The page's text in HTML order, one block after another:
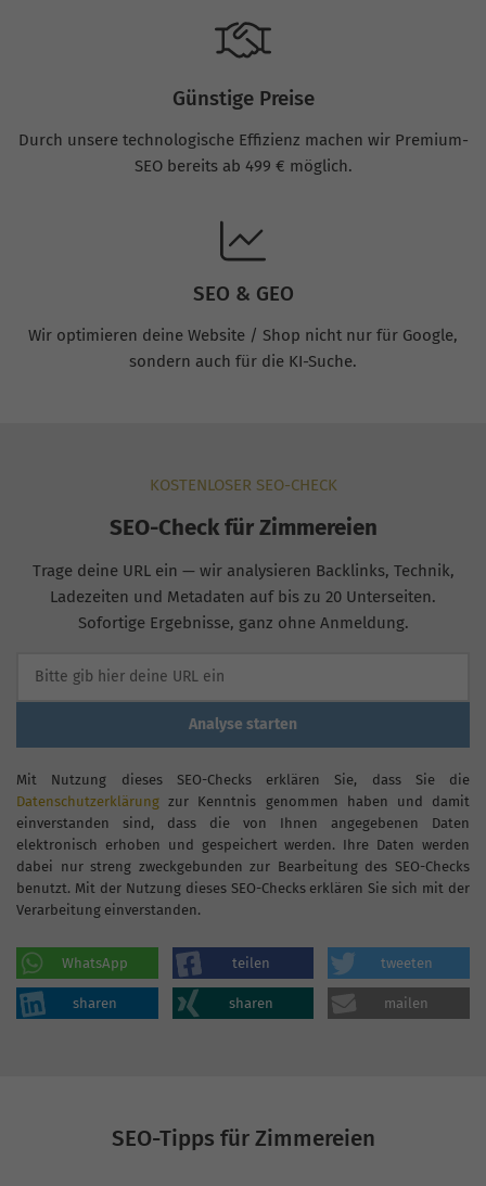
Günstige Preise
Durch unsere technologische Effizienz machen wir Premium-
SEO bereits ab 499 € möglich.
SEO & GEO
Wir optimieren deine Website / Shop nicht nur für Google,
sondern auch für die KI-Suche.
KOSTENLOSER SEO-CHECK
SEO-Check für Zimmereien
Trage deine URL ein — wir analysieren Backlinks, Technik,
Ladezeiten und Metadaten auf bis zu 20 Unterseiten.
Sofortige Ergebnisse, ganz ohne Anmeldung.
Analyse starten
Mit Nutzung dieses SEO-Checks erklären Sie, dass Sie die
Datenschutzerklärung zur Kenntnis genommen haben und damit
einverstanden sind, dass die von Ihnen angegebenen Daten
elektronisch erhoben und gespeichert werden. Ihre Daten werden
dabei nur streng zweckgebunden zur Bearbeitung des SEO-Checks
benutzt. Mit der Nutzung dieses SEO-Checks erklären Sie sich mit der
Verarbeitung einverstanden.
WhatsApp teilen tweeten
sharen sharen mailen
SEO-Tipps für Zimmereien